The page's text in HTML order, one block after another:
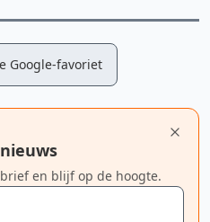
Google-favoriet
en blijf op de hoogte.